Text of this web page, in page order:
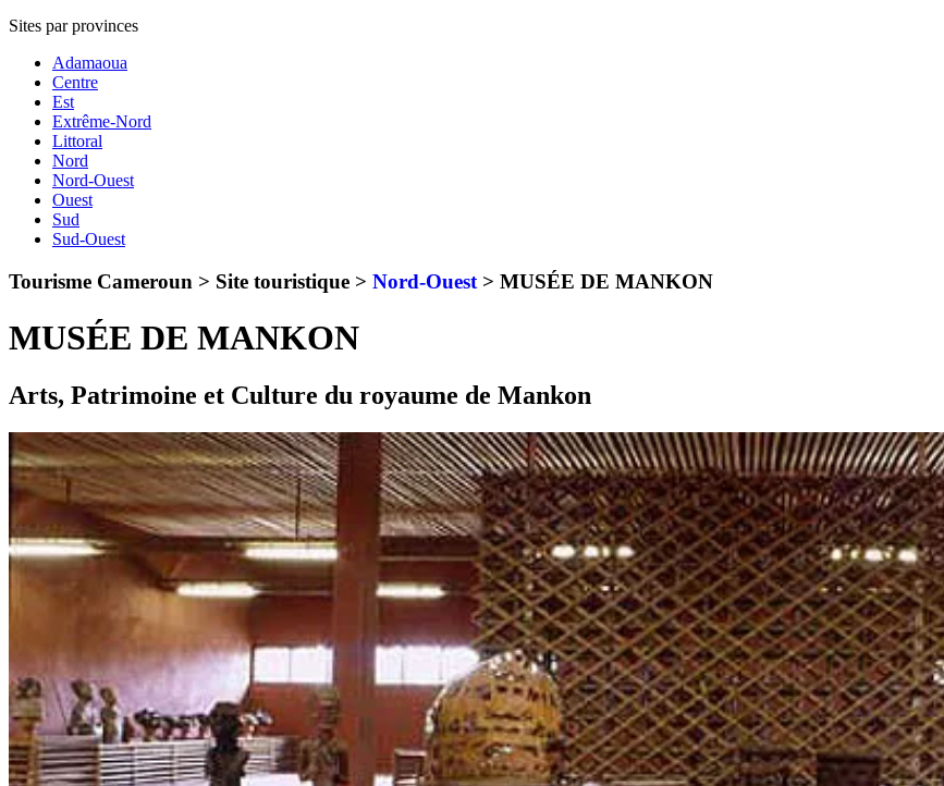
Sites par provinces
Adamaoua
Centre
Est
Extrême-Nord
Littoral
Nord
Nord-Ouest
Ouest
Sud
Sud-Ouest
Tourisme Cameroun > Site touristique > Nord-Ouest> MUSÉE DE MANKON
MUSÉE DE MANKON
Arts, Patrimoine et Culture du royaume de Mankon